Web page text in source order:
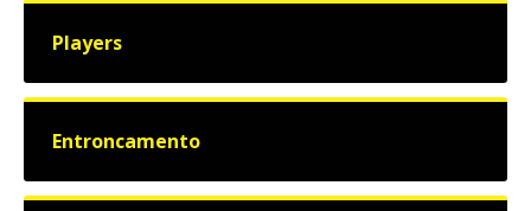
Players
Entroncamento